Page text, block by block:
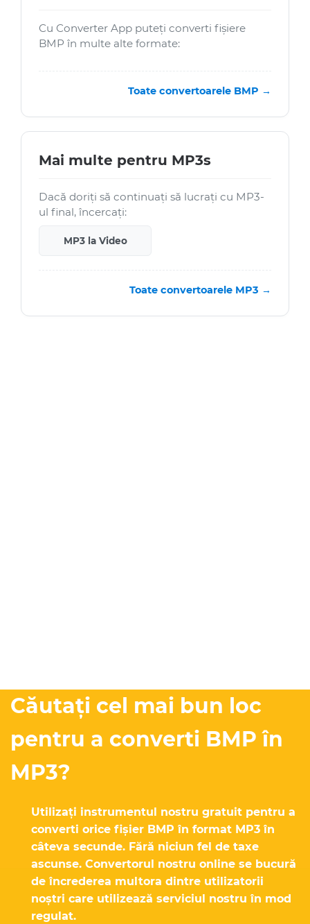
Cu Converter App puteți converti fișiere
BMP în multe alte formate:
Toate convertoarele BMP →
Mai multe pentru MP3s
Dacă doriți să continuați să lucrați cu MP3-
ul final, încercați:
MP3 la Video
Toate convertoarele MP3 →
Căutați cel mai bun loc
pentru a converti BMP în
MP3?
Utilizați instrumentul nostru gratuit pentru a
converti orice fișier BMP în format MP3 în
câteva secunde. Fără niciun fel de taxe
ascunse. Convertorul nostru online se bucură
de încrederea multora dintre utilizatorii
noștri care utilizează serviciul nostru în mod
regulat.